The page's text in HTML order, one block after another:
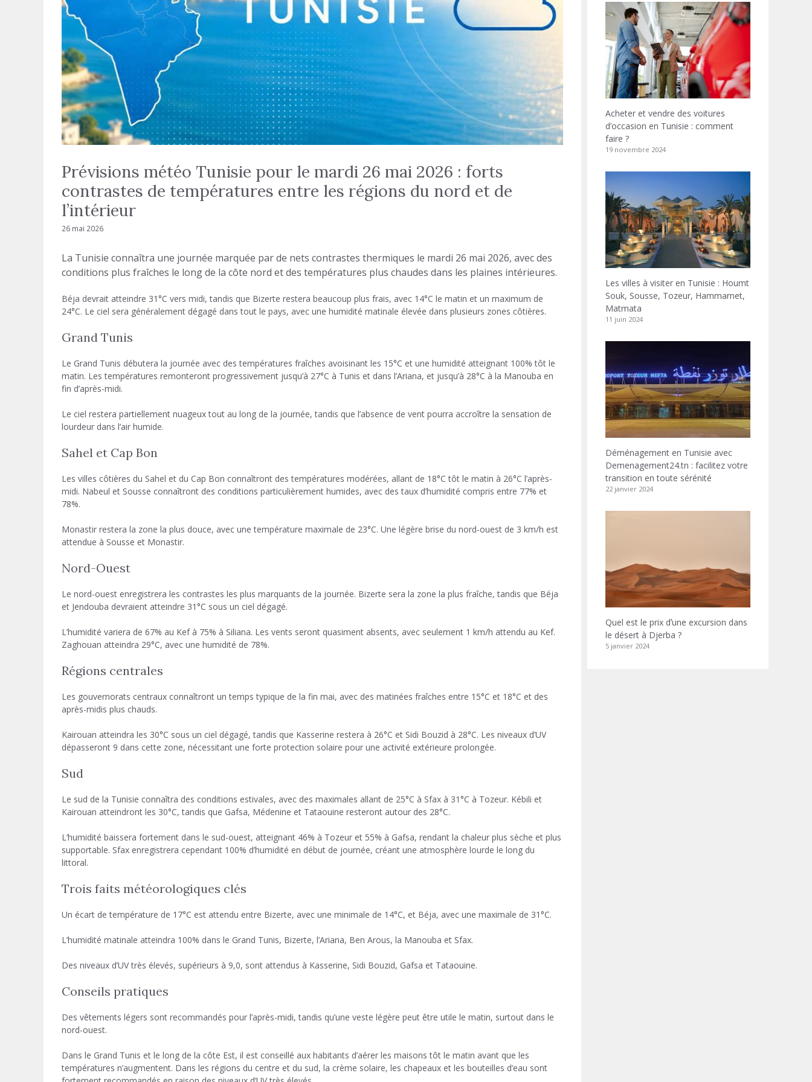
Prévisions météo Tunisie pour le mardi 26 mai 2026 : forts
contrastes de températures entre les régions du nord et de
l’intérieur
26 mai 2026
La Tunisie connaîtra une journée marquée par de nets contrastes thermiques le mardi 26 mai 2026, avec des
conditions plus fraîches le long de la côte nord et des températures plus chaudes dans les plaines intérieures.
Béja devrait atteindre 31°C vers midi, tandis que Bizerte restera beaucoup plus frais, avec 14°C le matin et un maximum de
24°C. Le ciel sera généralement dégagé dans tout le pays, avec une humidité matinale élevée dans plusieurs zones côtières.
Grand Tunis
Le Grand Tunis débutera la journée avec des températures fraîches avoisinant les 15°C et une humidité atteignant 100% tôt le
matin. Les températures remonteront progressivement jusqu’à 27°C à Tunis et dans l’Ariana, et jusqu’à 28°C à la Manouba en
fin d’après-midi.
Le ciel restera partiellement nuageux tout au long de la journée, tandis que l’absence de vent pourra accroître la sensation de
lourdeur dans l’air humide.
Sahel et Cap Bon
Les villes côtières du Sahel et du Cap Bon connaîtront des températures modérées, allant de 18°C ​​tôt le matin à 26°C l’après-
midi. Nabeul et Sousse connaîtront des conditions particulièrement humides, avec des taux d’humidité compris entre 77% et
78%.
Monastir restera la zone la plus douce, avec une température maximale de 23°C. Une légère brise du nord-ouest de 3 km/h est
attendue à Sousse et Monastir.
Nord-Ouest
Le nord-ouest enregistrera les contrastes les plus marquants de la journée. Bizerte sera la zone la plus fraîche, tandis que Béja
et Jendouba devraient atteindre 31°C sous un ciel dégagé.
L’humidité variera de 67% au Kef à 75% à Siliana. Les vents seront quasiment absents, avec seulement 1 km/h attendu au Kef.
Zaghouan atteindra 29°C, avec une humidité de 78%.
Régions centrales
Les gouvernorats centraux connaîtront un temps typique de la fin mai, avec des matinées fraîches entre 15°C et 18°C ​​et des
après-midis plus chauds.
Kairouan atteindra les 30°C sous un ciel dégagé, tandis que Kasserine restera à 26°C et Sidi Bouzid à 28°C. Les niveaux d’UV
dépasseront 9 dans cette zone, nécessitant une forte protection solaire pour une activité extérieure prolongée.
Sud
Le sud de la Tunisie connaîtra des conditions estivales, avec des maximales allant de 25°C à Sfax à 31°C à Tozeur. Kébili et
Kairouan atteindront les 30°C, tandis que Gafsa, Médenine et Tataouine resteront autour des 28°C.
L’humidité baissera fortement dans le sud-ouest, atteignant 46% à Tozeur et 55% à Gafsa, rendant la chaleur plus sèche et plus
supportable. Sfax enregistrera cependant 100% d’humidité en début de journée, créant une atmosphère lourde le long du
littoral.
Trois faits météorologiques clés
Un écart de température de 17°C est attendu entre Bizerte, avec une minimale de 14°C, et Béja, avec une maximale de 31°C.
L’humidité matinale atteindra 100% dans le Grand Tunis, Bizerte, l’Ariana, Ben Arous, la Manouba et Sfax.
Des niveaux d’UV très élevés, supérieurs à 9,0, sont attendus à Kasserine, Sidi Bouzid, Gafsa et Tataouine.
Conseils pratiques
Des vêtements légers sont recommandés pour l’après-midi, tandis qu’une veste légère peut être utile le matin, surtout dans le
nord-ouest.
Dans le Grand Tunis et le long de la côte Est, il est conseillé aux habitants d’aérer les maisons tôt le matin avant que les
températures n’augmentent. Dans les régions du centre et du sud, la crème solaire, les chapeaux et les bouteilles d’eau sont
Acheter et vendre des voitures
d’occasion en Tunisie : comment
faire ?
19 novembre 2024
Les villes à visiter en Tunisie : Houmt
Souk, Sousse, Tozeur, Hammamet,
Matmata
11 juin 2024
Déménagement en Tunisie avec
Demenagement24.tn : facilitez votre
transition en toute sérénité
22 janvier 2024
Quel est le prix dʼune excursion dans
le désert à Djerba ?
5 janvier 2024